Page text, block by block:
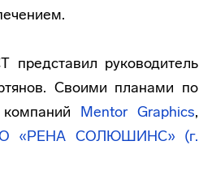
представил руководитель
Своими планами по
Mentor Graphics,
«РЕНА СОЛЮШИНС» (г.